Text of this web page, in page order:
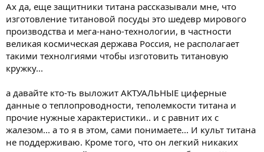
Ах да, еще защитники титана рассказывали мне, что
изготовление титановой посуды это шедевр мирового
производства и мега-нано-технологии, в частности
великая космическая держава Россия, не располагает
такими технолгиями чтобы изготовить титановую
кружку...
а давайте кто-ть выложит АКТУАЛЬНЫЕ циферные
данные о теплопроводности, теполемкости титана и
прочие нужные характеристики.. и с равнит их с
жалезом... а то я в этом, сами понимаете... И культ титана
не поддерживаю. Кроме того, что он легкий никаких